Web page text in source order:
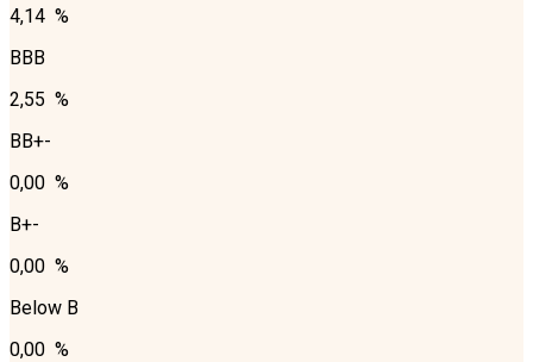
4,14 %
BBB
2,55 %
BB+-
0,00 %
B+-
0,00 %
Below B
0,00 %